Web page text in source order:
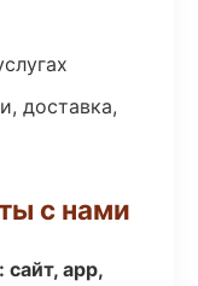
доставка,
с нами
app,